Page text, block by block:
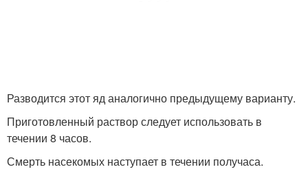
Разводится этот яд аналогично предыдущему варианту.
Приготовленный раствор следует использовать в
течении 8 часов.
Смерть насекомых наступает в течении получаса.